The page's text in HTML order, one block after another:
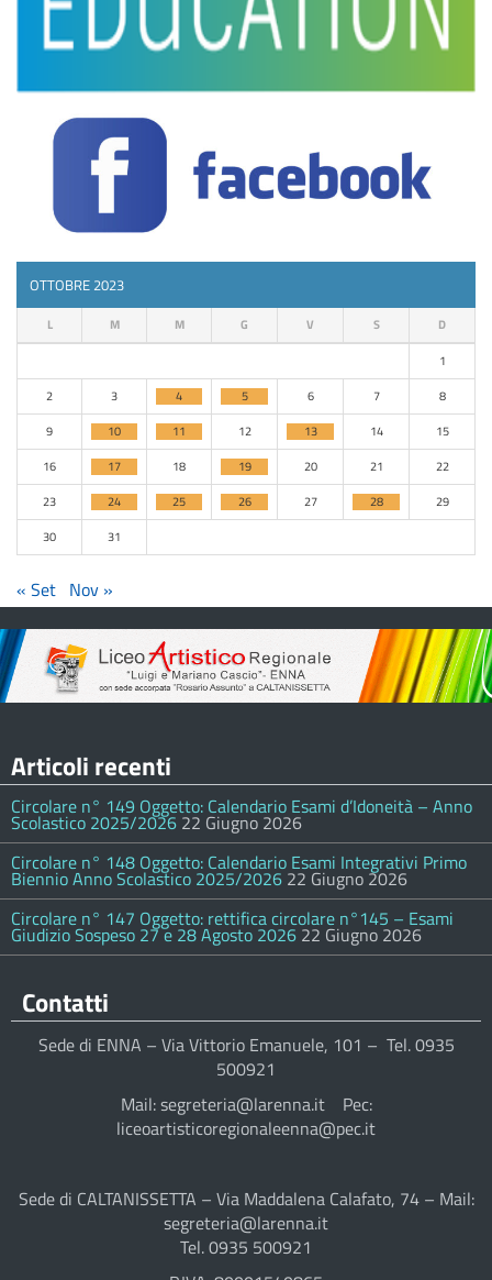
OTTOBRE 2023
L M M G V S D
1
2
3 4 5 6 7
8
9
10 11 12 13 14
15
16
17 18 19 20 21
22
23
24 25 26 27 28
29
30
31
« Set Nov »
Articoli recenti
Circolare n° 149 Oggetto: Calendario Esami d’Idoneità – Anno
Scolastico 2025/2026 22 Giugno 2026
Circolare n° 148 Oggetto: Calendario Esami Integrativi Primo
Biennio Anno Scolastico 2025/2026 22 Giugno 2026
Circolare n° 147 Oggetto: rettifica circolare n°145 – Esami
Giudizio Sospeso 27 e 28 Agosto 2026 22 Giugno 2026
Contatti
Sede di ENNA – Via Vittorio Emanuele, 101 – Tel. 0935
500921
Mail: segreteria@larenna.it Pec:
liceoartisticoregionaleenna@pec.it
Sede di CALTANISSETTA – Via Maddalena Calafato, 74 – Mail:
segreteria@larenna.it
Tel. 0935 500921